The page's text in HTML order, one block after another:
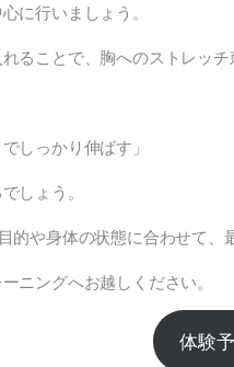
に行いましょう。
ることで、胸へのストレッ
しっかり伸ばす」
しょう。
や身体の状態に合わせて、
ニングへお越しください。
体験